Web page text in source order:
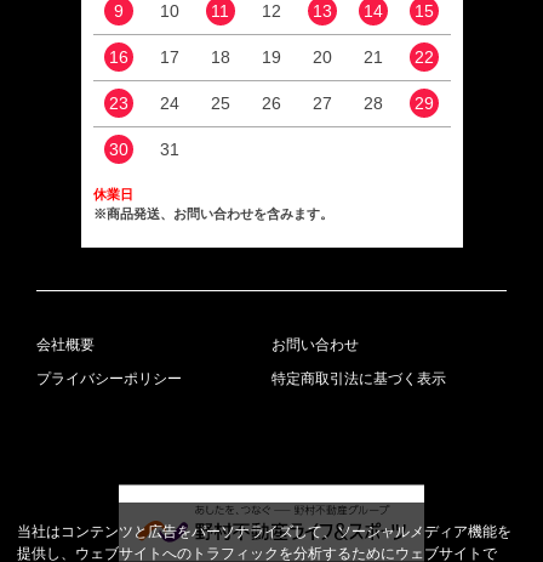
9 10 11 12 13 14 15
16 17 18 19 20 21 22
23 24 25 26 27 28 29
30 31
休業日
※商品発送、お問い合わせを含みます。
会社概要
お問い合わせ
プライバシーポリシー
特定商取引法に基づく表示
当社はコンテンツと広告をパーソナライズして、ソーシャルメディア機能を
提供し、ウェブサイトへのトラフィックを分析するためにウェブサイトで